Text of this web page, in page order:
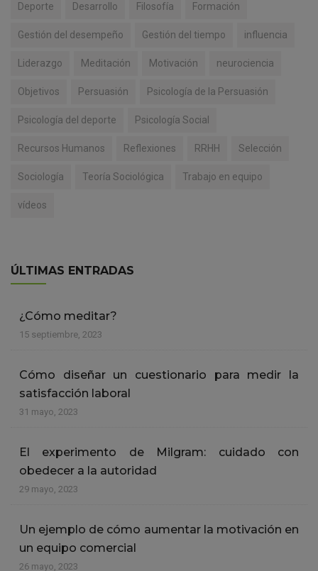
Deporte Desarrollo Filosofía Formación
Gestión del desempeño Gestión del tiempo influencia
Liderazgo Meditación Motivación neurociencia
Objetivos Persuasión Psicología de la Persuasión
Psicología del deporte Psicología Social
Recursos Humanos Reflexiones RRHH Selección
Sociología Teoría Sociológica Trabajo en equipo
vídeos
ÚLTIMAS ENTRADAS
¿Cómo meditar?
15 septiembre, 2023
Cómo diseñar un cuestionario para medir la
satisfacción laboral
31 mayo, 2023
El experimento de Milgram: cuidado con
obedecer a la autoridad
29 mayo, 2023
Un ejemplo de cómo aumentar la motivación en
un equipo comercial
26 mayo, 2023